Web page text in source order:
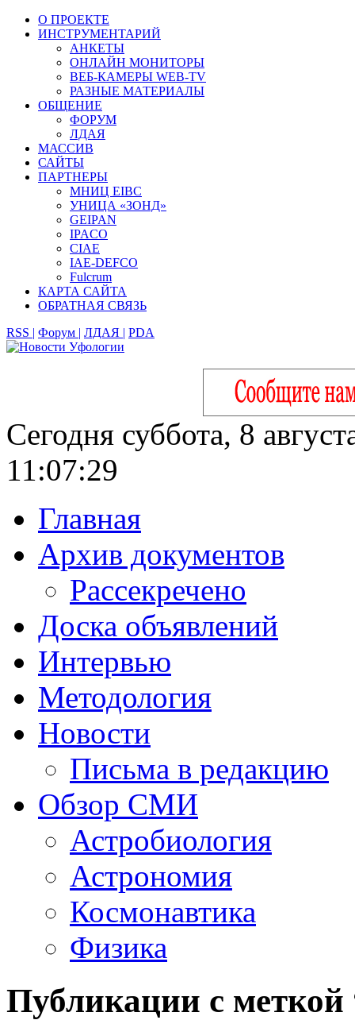
О ПРОЕКТЕ
ИНСТРУМЕНТАРИЙ
АНКЕТЫ
ОНЛАЙН МОНИТОРЫ
ВЕБ-КАМЕРЫ WEB-TV
РАЗНЫЕ МАТЕРИАЛЫ
ОБЩЕНИЕ
ФОРУМ
ЛДАЯ
МАССИВ
САЙТЫ
ПАРТНЕРЫ
МНИЦ EIBC
УНИЦА «ЗОНД»
GEIPAN
IPACO
CIAE
IAE-DEFCO
Fulcrum
КАРТА САЙТА
ОБРАТНАЯ СВЯЗЬ
RSS | Форум | ЛДАЯ | PDA
Сегодня суббота, 8
11:07:30
Главная
Архив документов
Рассекречено
Доска объявлений
Интервью
Методология
Новости
Письма в редакцию
Обзор СМИ
Астробиология
Астрономия
Космонавтика
Физика
Публикации с меткой